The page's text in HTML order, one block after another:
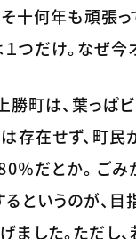
十何年も頑張
つだけ。なぜ
町は、葉っぱ
存在せず、町
％だとか。 ご
いうのが、目
した。ただし